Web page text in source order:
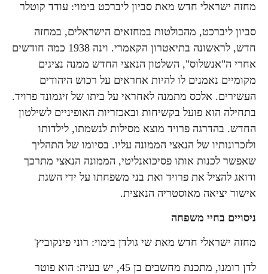
מחזה ישראלי חדש מאת סביון ליברכט בימוי: עודד קוטלר
סביון ליברכט, מהבולטות במחזאים הישראלים, במחזה
חדש, לראשונה בתיאטרון הקאמרי. וינה 1938 כמה חודשים
אחרי ה"אנשלוס", השלטון הנאצי החדש ממנה נציגים
מקומיים נאמנים לו להיות אחראים על רכוש היהודים
העשירים. אלכס מתמנה לאחראי על ביתו של זיגמונד פרויד.
בתחילה הוא פועל בקשיחות ובאכזריות האופיניים לשילטון
החדש. בהדרגה פרויד מוצא מסילות לנשמתו, לילדותו
ולזכרונותיו של הנאצי הממונה עליו. בסיומו של התהליך
שאפשר לכנות אותו פסיכואנליטי, הממונה הנאצי מתרכך
ודואג להציל את פרויד ואת בני משפחתו על ידי השגת
אישור יציאה מאוסטריה הנאצית.
ניסויים בחיי משפחה
מחזה ישראלי חדש מאת שי גולדן בימוי: רוני פינקוביץ'
לדן רומנו, מתכנת מחשבים בן 45, יש בעיה: הוא פוטר